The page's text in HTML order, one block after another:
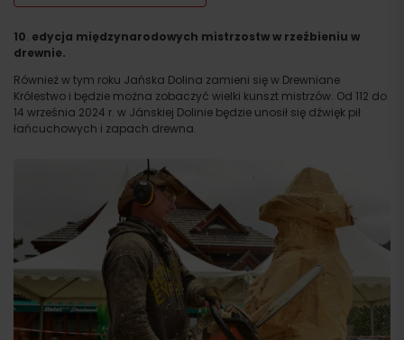
10. edycja międzynarodowych mistrzostw w rzeźbieniu w
drewnie.
Również w tym roku Jańska Dolina zamieni się w Drewniane
Królestwo i będzie można zobaczyć wielki kunszt mistrzów. Od 112 do
14 września 2024 r. w Jánskiej Dolinie będzie unosił się dźwięk pił
łańcuchowych i zapach drewna.